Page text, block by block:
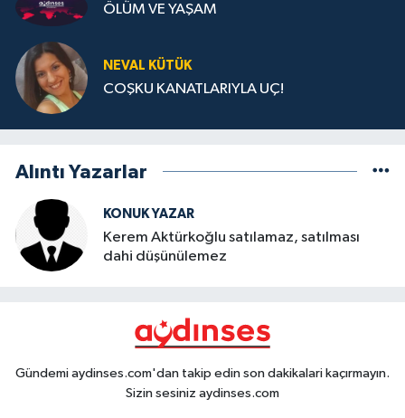
ÖLÜM VE YAŞAM
NEVAL KÜTÜK
COŞKU KANATLARIYLA UÇ!
Alıntı Yazarlar
KONUK YAZAR
Kerem Aktürkoğlu satılamaz, satılması
dahi düşünülemez
Gündemi aydinses.com'dan takip edin son dakikalari kaçırmayın.
Sizin sesiniz aydinses.com